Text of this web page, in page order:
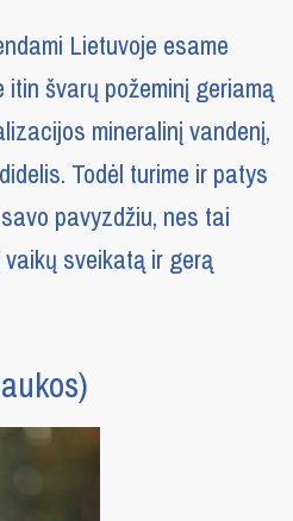
Lietuvoje esame
švarų požeminį geriamą
mineralinį vandenį,
Todėl turime ir patys
pavyzdžiu, nes tai
sveikatą ir gerą